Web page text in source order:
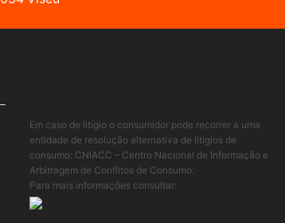
Em caso de litígio o consumidor pode recorrer a uma
entidade de resolução alternativa de litígios de
consumo: CNIACC – Centro Nacional de Informação e
Arbitragem de Conflitos de Consumo.
Para mais informações consultar: